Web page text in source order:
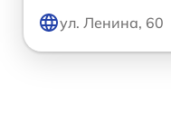
ул. Ленина, 60